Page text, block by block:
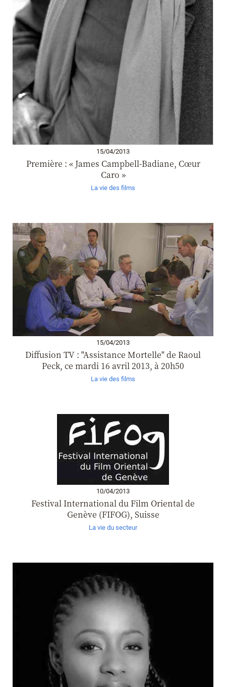
15/04/2013
Première : « James Campbell-Badiane, Cœur
Caro »
La vie des films
15/04/2013
Diffusion TV : "Assistance Mortelle" de Raoul
Peck, ce mardi 16 avril 2013, à 20h50
La vie des films
10/04/2013
Festival International du Film Oriental de
Genève (FIFOG)‏, Suisse
La vie du secteur